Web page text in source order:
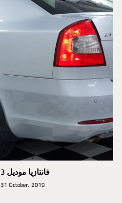
فانتازيا موديل 2013
31 October، 2019